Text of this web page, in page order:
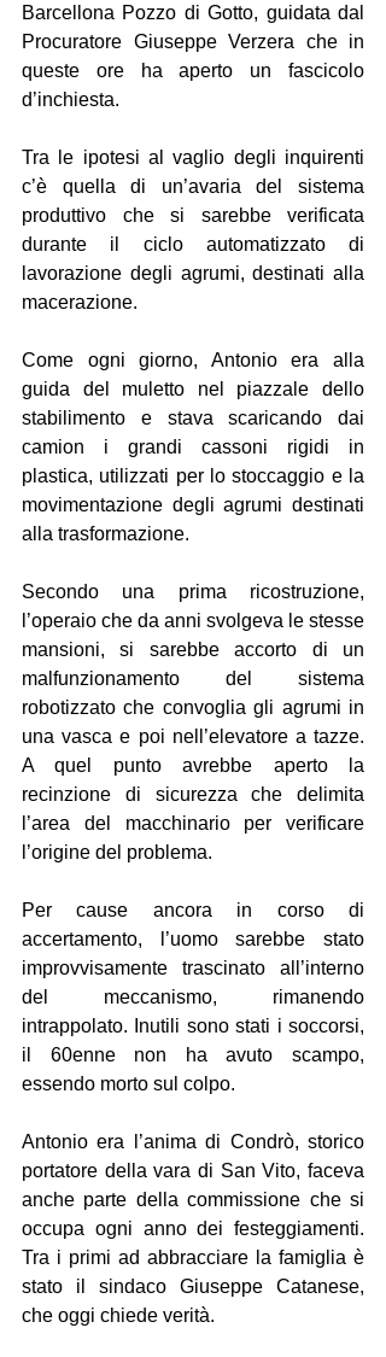
Barcellona Pozzo di Gotto, guidata dal
Procuratore Giuseppe Verzera che in
queste ore ha aperto un fascicolo
d’inchiesta.
Tra le ipotesi al vaglio degli inquirenti
c’è quella di un’avaria del sistema
produttivo che si sarebbe verificata
durante il ciclo automatizzato di
lavorazione degli agrumi, destinati alla
macerazione.
Come ogni giorno, Antonio era alla
guida del muletto nel piazzale dello
stabilimento e stava scaricando dai
camion i grandi cassoni rigidi in
plastica, utilizzati per lo stoccaggio e la
movimentazione degli agrumi destinati
alla trasformazione.
Secondo una prima ricostruzione,
l’operaio che da anni svolgeva le stesse
mansioni, si sarebbe accorto di un
malfunzionamento del sistema
robotizzato che convoglia gli agrumi in
una vasca e poi nell’elevatore a tazze.
A quel punto avrebbe aperto la
recinzione di sicurezza che delimita
l’area del macchinario per verificare
l’origine del problema.
Per cause ancora in corso di
accertamento, l’uomo sarebbe stato
improvvisamente trascinato all’interno
del meccanismo, rimanendo
intrappolato. Inutili sono stati i soccorsi,
il 60enne non ha avuto scampo,
essendo morto sul colpo.
Antonio era l’anima di Condrò, storico
portatore della vara di San Vito, faceva
anche parte della commissione che si
occupa ogni anno dei festeggiamenti.
Tra i primi ad abbracciare la famiglia è
stato il sindaco Giuseppe Catanese,
che oggi chiede verità.